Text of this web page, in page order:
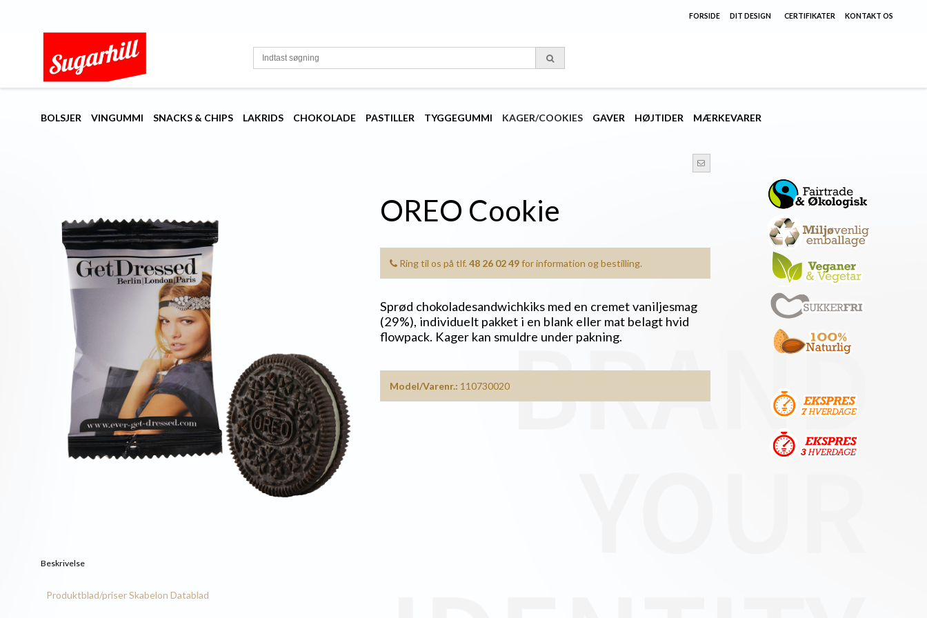
FORSIDE DIT DESIGN CERTIFIKATER KONTAKT OS
BOLSJER VINGUMMI SNACKS & CHIPS LAKRIDS CHOKOLADE PASTILLER TYGGEGUMMI KAGER/COOKIES GAVER HØJTIDER MÆRKEVARER
OREO Cookie
Ring til os på tlf. 48 26 02 49for information og bestilling.
Sprød chokoladesandwichkiks med en cremet vaniljesmag
(29%), individuelt pakket i en blank eller mat belagt hvid
flowpack. Kager kan smuldre under pakning.
Model/Varenr.: 110730020
Beskrivelse
Produktblad/priserSkabelon Datablad